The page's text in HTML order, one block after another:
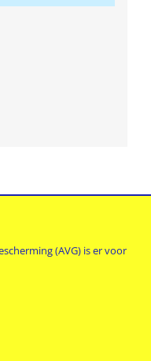
(AVG) is er voor